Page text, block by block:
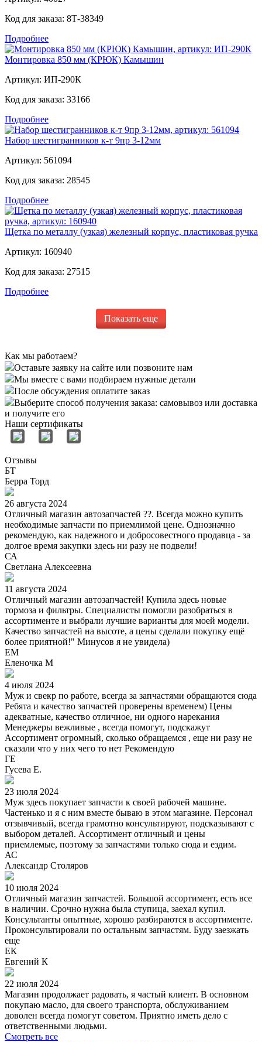
Код для заказа: 8Т-38349
Подробнее
Монтировка 850 мм (КРЮК) Камышин
Артикул: ИП-290К
Код для заказа: 33166
Подробнее
Набор шестигранников к-т 9пр 3-12мм
Артикул: 561094
Код для заказа: 28545
Подробнее
Щетка по металлу (узкая) железный корпус, пластиковая ручка
Артикул: 160940
Код для заказа: 27515
Подробнее
Показать еще
Как мы работаем?
Оставьте заявку на сайте или позвоните нам
Мы вместе с вами подбираем нужные детали
После обсуждения оплатите заказ
Выберите способ получения заказа: самовывоз или доставка
и получите его
Наши сертификаты
Отзывы
БТ
Берра Торд
26 августа 2024
Отличный магазин автозапчастей ??. Всегда можно купить
необходимые запчасти по приемлимой цене. Однозначно
рекомендую, как надежного и добросовестного продавца - за
долгое время закупки здесь ни разу не подвели!
СА
Светлана Алексеевна
11 августа 2024
Отличный магазин автозапчастей! Купила здесь новые
тормоза и фильтры. Специалисты помогли разобраться в
ассортименте и выбрали лучшие варианты для моей модели.
Качество запчастей на высоте, а цены сделали покупку ещё
более приятной!" Минусов я не увидела)
ЕМ
Еленочка М
4 июля 2024
Муж и свекр по работе, всегда за запчастями обращаются сюда
Ребята и качество запчастей проверены временем) Цены
адекватные, качество отличное, ни одного нарекания
Менеджеры вежливые , всегда помогут, подскажут
Ассортимент огромный, сколько обращаемся , еще ни разу не
сказали что у них чего то нет Рекомендую
ГЕ
Гусева Е.
23 июля 2024
Муж здесь покупает запчасти к своей рабочей машине.
Частенько и я с ним вместе бываю в этом магазине. Персонал
отзывчивый, всегда грамотно консультируют, подсказывают с
выбором деталей. Ассортимент отличный и цены
приемлемые, поэтому за запчастями только сюда и ездим.
АС
Александр Столяров
10 июля 2024
Отличный магазин запчастей. Большой ассортимент, есть все
в наличии. Срочно нужна была ступица, заехал купил.
Консультанты опытные, хорошо разбираются в ассортименте.
Проконсультировали по остальным запчастям. Буду заезжать
еще
ЕК
Евгений К
22 июля 2024
Магазин продолжает радовать, я частый клиент. В основном
покупаю масло, для своего транспорта, обслуживанием
доволен всегда помогут советом. Приятно иметь дело с
ответственными людьми.
Смотреть все